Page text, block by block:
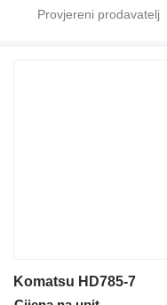
Komatsu HD785-7